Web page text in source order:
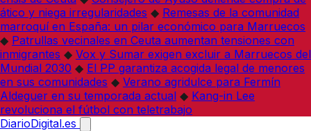
ático y niega irregularidades ◆ Remesas de la comunidad
marroquí en España: un pilar económico para Marruecos
◆ Patrullas vecinales en Ceuta aumentan tensiones con
inmigrantes ◆ Vox y Sumar exigen excluir a Marruecos del
Mundial 2030 ◆ El PP garantiza acogida legal de menores
en sus comunidades ◆ Verano agridulce para Fermín
Aldeguer en su temporada actual ◆ Kang-in Lee
revoluciona el fútbol con teletrabajo
DiarioDigital.es